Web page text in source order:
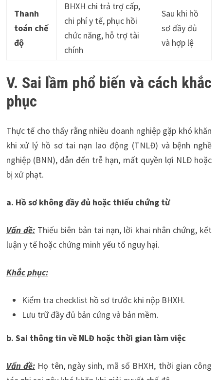
Thanh
toán chế
độ
BHXH chi trả trợ cấp,
chi phí y tế, phục hồi
chức năng, hỗ trợ tài
chính
Sau khi hồ
sơ đầy đủ
và hợp lệ
V. Sai lầm phổ biến và cách khắc
phục
Thực tế cho thấy rằng nhiều doanh nghiệp gặp khó khăn
khi xử lý hồ sơ tai nạn lao động (TNLĐ) và bệnh nghề
nghiệp (BNN), dẫn đến trễ hạn, mất quyền lợi NLĐ hoặc
bị xử phạt.
a. Hồ sơ không đầy đủ hoặc thiếu chứng từ
Vấn đề: Thiếu biên bản tai nạn, lời khai nhân chứng, kết
luận y tế hoặc chứng minh yếu tố nguy hại.
Khắc phục:
Kiểm tra checklist hồ sơ trước khi nộp BHXH.
Lưu trữ đầy đủ bản cứng và bản mềm.
b. Sai thông tin về NLĐ hoặc thời gian làm việc
Vấn đề: Họ tên, ngày sinh, mã số BHXH, thời gian công